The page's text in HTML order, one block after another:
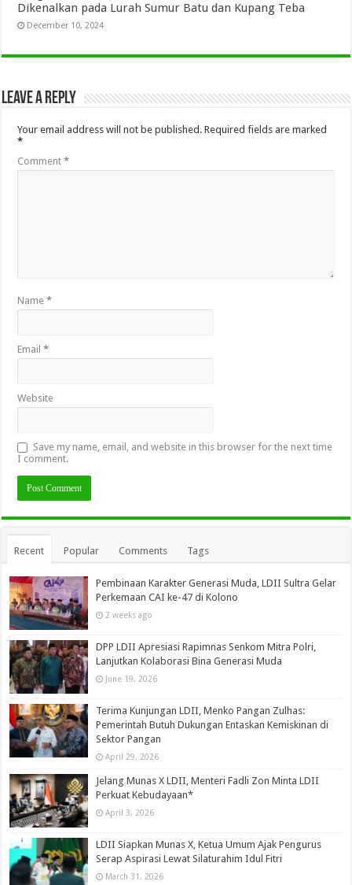
Dikenalkan pada Lurah Sumur Batu dan Kupang Teba
December 10, 2024
Leave a Reply
Your email address will not be published. Required fields are marked
*
Comment*
Name*
Email*
Website
Save my name, email, and website in this browser for the next time
I comment.
Recent Popular Comments Tags
Pembinaan Karakter Generasi Muda, LDII Sultra Gelar
Perkemaan CAI ke-47 di Kolono
2 weeks ago
DPP LDII Apresiasi Rapimnas Senkom Mitra Polri,
Lanjutkan Kolaborasi Bina Generasi Muda
June 19, 2026
Terima Kunjungan LDII, Menko Pangan Zulhas:
Pemerintah Butuh Dukungan Entaskan Kemiskinan di
Sektor Pangan
April 29, 2026
Jelang Munas X LDII, Menteri Fadli Zon Minta LDII
Perkuat Kebudayaan*
April 3, 2026
LDII Siapkan Munas X, Ketua Umum Ajak Pengurus
Serap Aspirasi Lewat Silaturahim Idul Fitri
March 31, 2026